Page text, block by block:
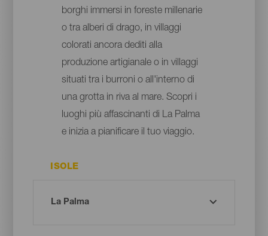
borghi immersi in foreste millenarie
o tra alberi di drago, in villaggi
colorati ancora dediti alla
produzione artigianale o in villaggi
situati tra i burroni o all'interno di
una grotta in riva al mare. Scopri i
luoghi più affascinanti di La Palma
e inizia a pianificare il tuo viaggio.
ISOLE